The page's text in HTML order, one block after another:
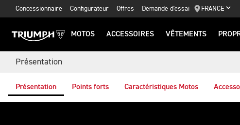
Concessionnaire Configurateur Offres Demande d'essai FRANCE
MOTOS ACCESSOIRES VÊTEMENTS
Présentation
Présentation Points forts Caractéristiques Motos